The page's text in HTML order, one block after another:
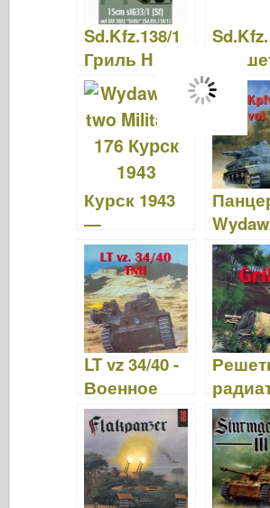
Sd.Kfz.138/1
Гриль H
Часть2 -
Орехи и
болты 26
-
-
Курск 1943
—
Wydawnictw
o Militaria 176
o
141
LT vz 34/40 -
Военное
издательств
о 116
o